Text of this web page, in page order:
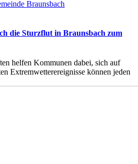
die Sturzflut in Braunsbach zum
helfen Kommunen dabei, sich auf
Extremwetterereignisse können jeden